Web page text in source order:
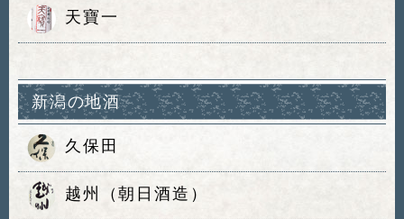
天寶一
新潟の地酒
久保田
越州（朝日酒造）